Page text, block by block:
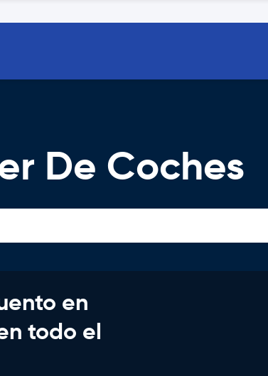
De Coches
en
todo el